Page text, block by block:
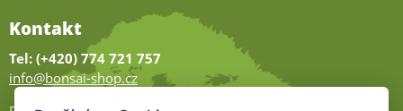
Kontakt
Tel: (+420) 774 721 757
info@bonsai-shop.cz